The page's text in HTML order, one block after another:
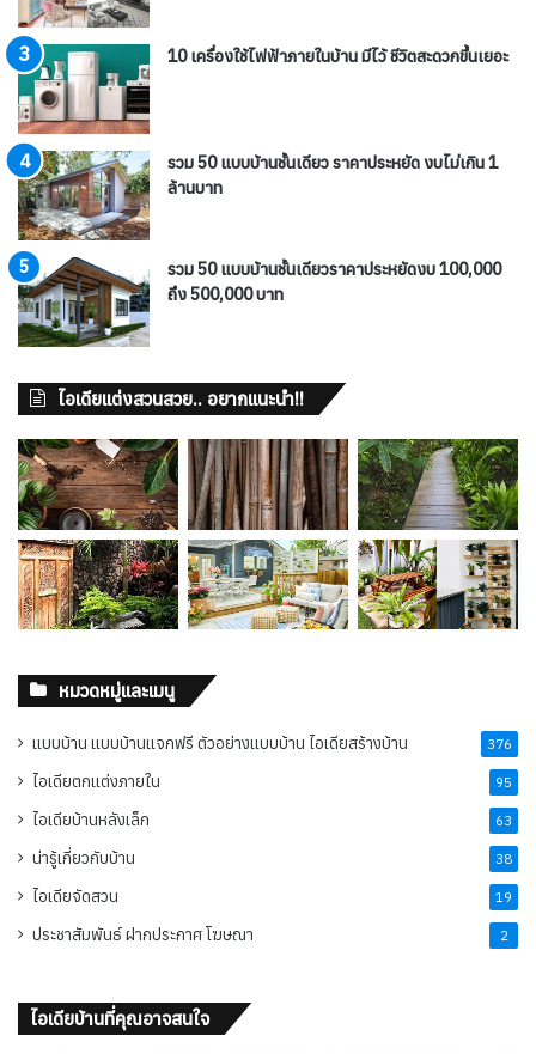
10 เครื่องใช้ไฟฟ้าภายในบ้าน มีไว้ ชีวิตสะดวกขึ้นเยอะ
รวม 50 แบบบ้านชั้นเดียว ราคาประหยัด งบไม่เกิน 1
ล้านบาท
รวม 50 แบบบ้านชั้นเดียวราคาประหยัดงบ 100,000
ถึง 500,000 บาท
ไอเดียแต่งสวนสวย.. อยากแนะนำ!!
หมวดหมู่และเมนู
แบบบ้าน แบบบ้านแจกฟรี ตัวอย่างแบบบ้าน ไอเดียสร้างบ้าน 376
ไอเดียตกแต่งภายใน 95
ไอเดียบ้านหลังเล็ก 63
น่ารู้เกี่ยวกับบ้าน 38
ไอเดียจัดสวน 19
ประชาสัมพันธ์ ฝากประกาศ โฆษณา 2
ไอเดียบ้านที่คุณอาจสนใจ